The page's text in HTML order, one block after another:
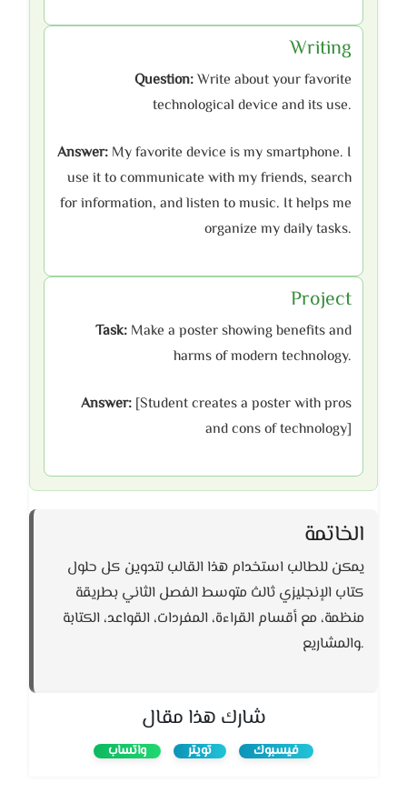
Writing
Question:Write about your favorite
technological device and its use.
Answer: My favorite device is my smartphone. I
use it to communicate with my friends, search
for information, and listen to music. It helps me
organize my daily tasks.
Project
Task: Make a poster showing benefits and
harms of modern technology.
Answer: [Student creates a poster with pros
and cons of technology]
الخاتمة
يمكن للطالب استخدام هذا القالب لتدوين كل حلول
كتاب الإنجليزي ثالث متوسط الفصل الثاني بطريقة
منظمة، مع أقسام القراءة، المفردات، القواعد، الكتابة
والمشاريع.
شارك هذا مقال
فيسبوك تويتر واتساب